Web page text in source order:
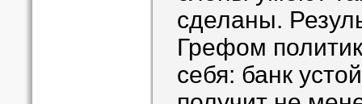
сделаны.
Грефом
себя: банк